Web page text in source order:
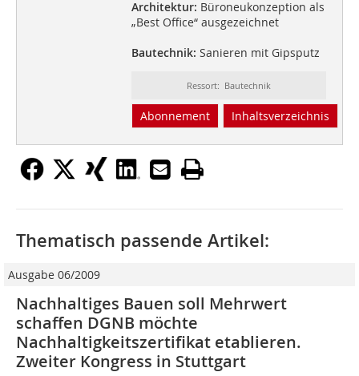
Architektur: Büroneukonzeption als
„Best Office“ ausgezeichnet
Bautechnik: Sanieren mit Gipsputz
Ressort: Bautechnik
Abonnement Inhaltsverzeichnis
Thematisch passende Artikel:
Ausgabe 06/2009
Nachhaltiges Bauen soll Mehrwert
schaffen DGNB möchte
Nachhaltigkeitszertifikat etablieren.
Zweiter Kongress in Stuttgart